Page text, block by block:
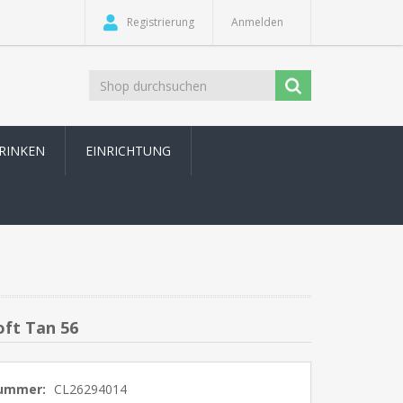
Registrierung Anmelden
EINRICHTUNG
Tan 56
CL26294014